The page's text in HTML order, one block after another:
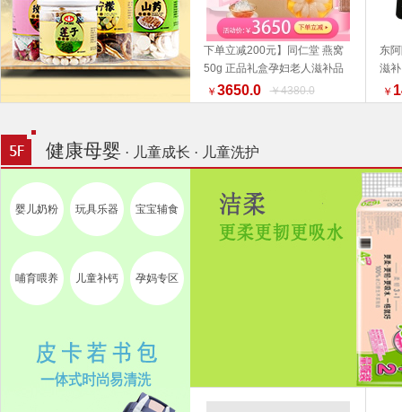
下单立减200元】同仁堂 燕窝
50g 正品礼盒孕妇老人滋补品
好物推荐 端午礼盒推荐
￥ 3650.0 ￥4380.0
东
滋补
￥
健康母婴 · 儿童成长 · 儿童洗护
婴儿奶粉 玩具乐器 宝宝辅食
哺育喂养 儿童补钙 孕妈专区